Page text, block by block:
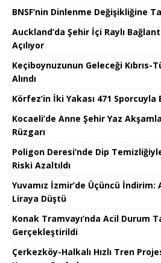
BNSF’nin Dinlenme Değişikliğine
Auckland’da Şehir İçi Raylı
Açılıyor
Keçiboynuzunun Geleceği Kıbrıs-
Alındı
Körfez’in İki Yakası 471 Sporcuyla
Kocaeli’de Anne Şehir Yaz
Rüzgarı
Poligon Deresi’nde Dip
Riski Azaltıldı
Yuvamız İzmir’de Üçüncü İndirim:
Liraya Düştü
Konak Tramvayı’nda Acil Durum
Gerçekleştirildi
Çerkezköy-Halkalı Hızlı Tren